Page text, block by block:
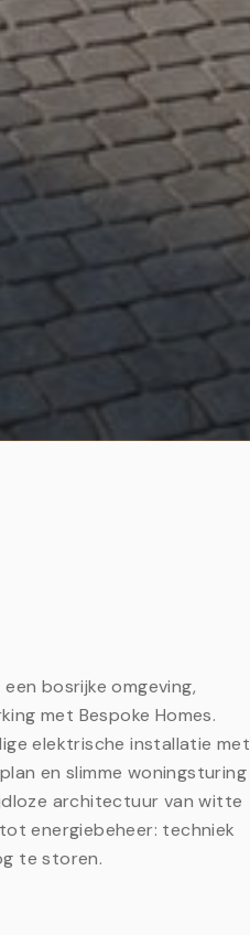
bosrijke omgeving,
met Bespoke Homes.
elektrische installatie met
en slimme woningsturing
architectuur van witte
energiebeheer: techniek
te storen.